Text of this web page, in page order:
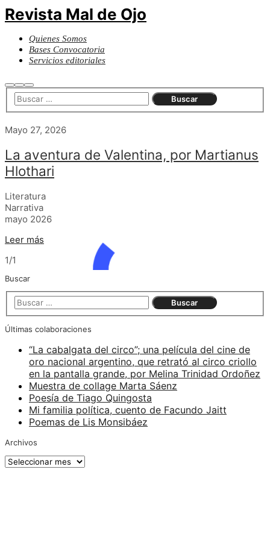
Revista Mal de Ojo
Quienes Somos
Bases Convocatoria
Servicios editoriales
Buscar
Más
información
Menú
principal
Mayo 27, 2026
La aventura de Valentina, por Martianus
Hlothari
Literatura
Narrativa
mayo 2026
Leer más
1/1
Buscar
Últimas colaboraciones
“La cabalgata del circo”; una película del cine de
oro nacional argentino, que retrató al circo criollo
en la pantalla grande, por Melina Trinidad Ordoñez
Muestra de collage Marta Sáenz
Poesía de Tiago Quingosta
Mi familia política, cuento de Facundo Jaitt
Poemas de Lis Monsibáez
Archivos
Archivos